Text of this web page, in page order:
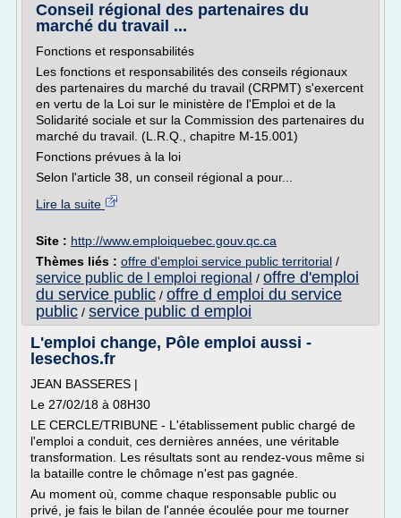
Conseil régional des partenaires du
marché du travail ...
Fonctions et responsabilités
Les fonctions et responsabilités des conseils régionaux
des partenaires du marché du travail (CRPMT) s'exercent
en vertu de la Loi sur le ministère de l'Emploi et de la
Solidarité sociale et sur la Commission des partenaires du
marché du travail. (L.R.Q., chapitre M-15.001)
Fonctions prévues à la loi
Selon l'article 38, un conseil régional a pour...
Lire la suite
Site : http://www.emploiquebec.gouv.qc.ca
Thèmes liés : offre d'emploi service public territorial /
service public de l emploi regional / offre d'emploi
du service public / offre d emploi du service
public / service public d emploi
L'emploi change, Pôle emploi aussi -
lesechos.fr
JEAN BASSERES |
Le 27/02/18 à 08H30
LE CERCLE/TRIBUNE - L'établissement public chargé de
l'emploi a conduit, ces dernières années, une véritable
transformation. Les résultats sont au rendez-vous même si
la bataille contre le chômage n'est pas gagnée.
Au moment où, comme chaque responsable public ou
privé, je fais le bilan de l'année écoulée pour me tourner